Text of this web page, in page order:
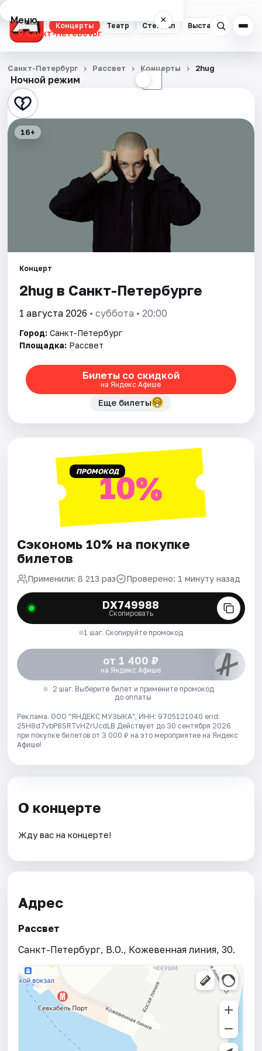
Концерты Театр Стендап Выставки
Меню ×
Санкт-Петербург
Концерты
Театр
Стендап
Экскурсии
События
Города
Площадки
Артисты
Рейтинги
Ночной режим ☾
Санкт-Петербург Рассвет Концерты 2hug
16+
Концерт
2hug в Санкт-Петербурге
1 августа 2026 • суббота • 20:00
Город: Санкт-Петербург
Площадка: Рассвет
Билеты со скидкой
на Яндекс Афише
Еще билеты
ПРОМОКОД10%
Сэкономь 10% на покупке
билетов
Применили: 8 213 раз Проверено: 1 минуту назад
DX749988
Скопировать
1 шаг. Скопируйте промокод
от 1 400 ₽
на Яндекс Афише
2 шаг. Выберите билет и примените промокод
до оплаты
Реклама. ООО "ЯНДЕКС МУЗЫКА", ИНН: 9705121040 erid:
25H8d7vbP8SRTvHZrUcdLB Действует до 30 сентября 2026
при покупке билетов от 3 000 ₽ на это мероприятие на Яндекс
Афише!
О концерте
Жду вас на концерте!
Адрес
Рассвет
Санкт-Петербург, В.О., Кожевенная линия, 30.